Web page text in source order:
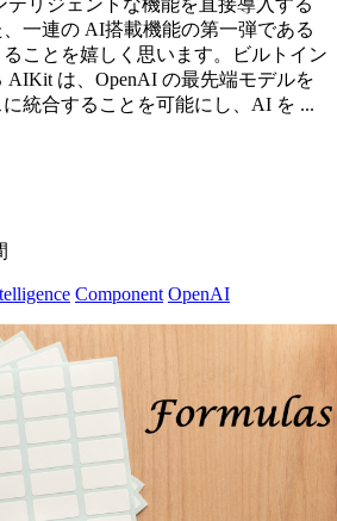
テリジェントな機能を直接導入する
一連の AI搭載機能の第一弾である
ことを嬉しく思います。ビルトイン
AIKit は、OpenAI の最先端モデルを
統合することを可能にし、AI を ...
Component OpenAI